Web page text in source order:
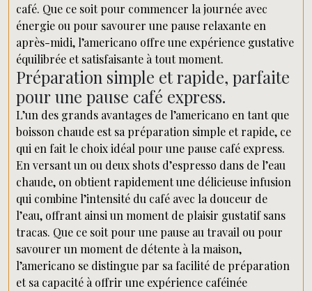
café. Que ce soit pour commencer la journée avec
énergie ou pour savourer une pause relaxante en
après-midi, l’americano offre une expérience gustative
équilibrée et satisfaisante à tout moment.
Préparation simple et rapide, parfaite
pour une pause café express.
L’un des grands avantages de l’americano en tant que
boisson chaude est sa préparation simple et rapide, ce
qui en fait le choix idéal pour une pause café express.
En versant un ou deux shots d’espresso dans de l’eau
chaude, on obtient rapidement une délicieuse infusion
qui combine l’intensité du café avec la douceur de
l’eau, offrant ainsi un moment de plaisir gustatif sans
tracas. Que ce soit pour une pause au travail ou pour
savourer un moment de détente à la maison,
l’americano se distingue par sa facilité de préparation
et sa capacité à offrir une expérience caféinée